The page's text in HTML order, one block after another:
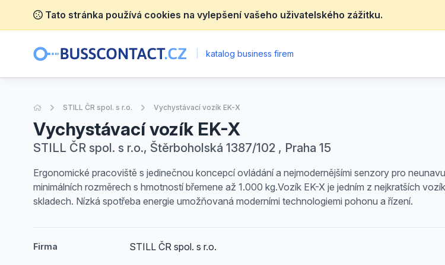
Tato stránka používá cookies na vylepšení vašeho uživatelského zážitku.
katalog business firem
Úvodní stránka
STILL ČR spol. s r.o. Vychystávací vozík EK-X
Vychystávací vozík EK-X
STILL ČR spol. s r.o., Štěrboholská 1387/102 , Praha 15
Ergonomické pracoviště s jedinečnou koncepcí ovládání a nejmodernějšími senzory pro
minimálních rozměrech s hmotností břemene až 1.000 kg.Vozík EK-X je jedním z nejkratších
skladech. Nízká spotřeba energie umožňovaná moderními technologiemi pohonu a řízení.
Firma STILL ČR spol. s r.o.